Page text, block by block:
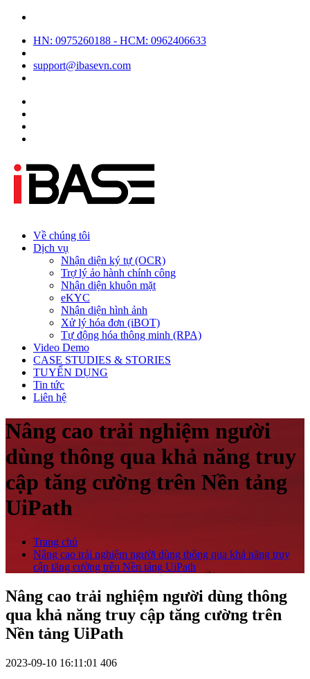
HN: 0975260188 - HCM: 0962406633
support@ibasevn.com
Về chúng tôi
Dịch vụ
Nhận diện ký tự (OCR)
Trợ lý ảo hành chính công
Nhận diện khuôn mặt
eKYC
Nhận diện hình ảnh
Xử lý hóa đơn (iBOT)
Tự động hóa thông minh (RPA)
Video Demo
CASE STUDIES & STORIES
TUYỂN DỤNG
Tin tức
Liên hệ
Nâng cao trải nghiệm người
dùng thông qua khả năng truy
cập tăng cường trên Nền tảng
UiPath
Trang chủ
Nâng cao trải nghiệm người dùng thông qua khả năng truy
cập tăng cường trên Nền tảng UiPath
Nâng cao trải nghiệm người dùng thông
qua khả năng truy cập tăng cường trên
Nền tảng UiPath
2023-09-10 16:11:01 406